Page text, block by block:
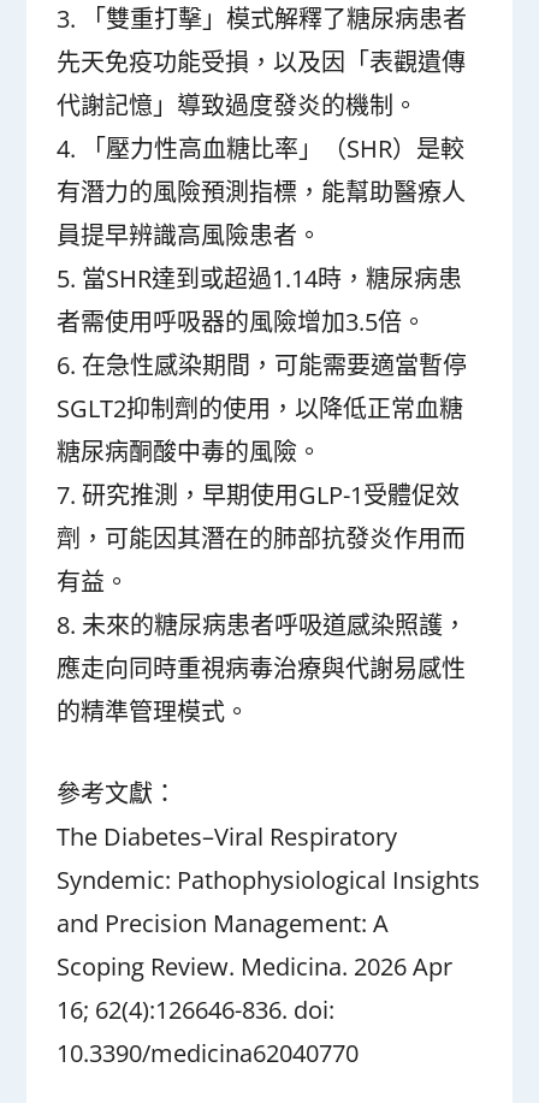
3. 「雙重打擊」模式解釋了糖尿病患者
先天免疫功能受損，以及因「表觀遺傳
代謝記憶」導致過度發炎的機制。
4. 「壓力性高血糖比率」（SHR）是較
有潛力的風險預測指標，能幫助醫療人
員提早辨識高風險患者。
5. 當SHR達到或超過1.14時，糖尿病患
者需使用呼吸器的風險增加3.5倍。
6. 在急性感染期間，可能需要適當暫停
SGLT2抑制劑的使用，以降低正常血糖
糖尿病酮酸中毒的風險。
7. 研究推測，早期使用GLP-1受體促效
劑，可能因其潛在的肺部抗發炎作用而
有益。
8. 未來的糖尿病患者呼吸道感染照護，
應走向同時重視病毒治療與代謝易感性
的精準管理模式。
參考文獻：
The Diabetes–Viral Respiratory
Syndemic: Pathophysiological Insights
and Precision Management: A
Scoping Review. Medicina. 2026 Apr
16; 62(4):126646-836. doi:
10.3390/medicina62040770